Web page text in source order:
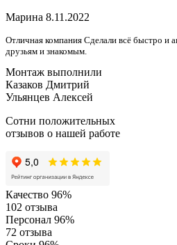
Марина 8.11.2022
Отличная компания Сделали всё быстро и
друзьям и знакомым.
Монтаж выполнили
Казаков Дмитрий
Ульянцев Алексей
Сотни положительных
отзывов о нашей работе
Качество 96%
102 отзыва
Персонал 96%
72 отзыва